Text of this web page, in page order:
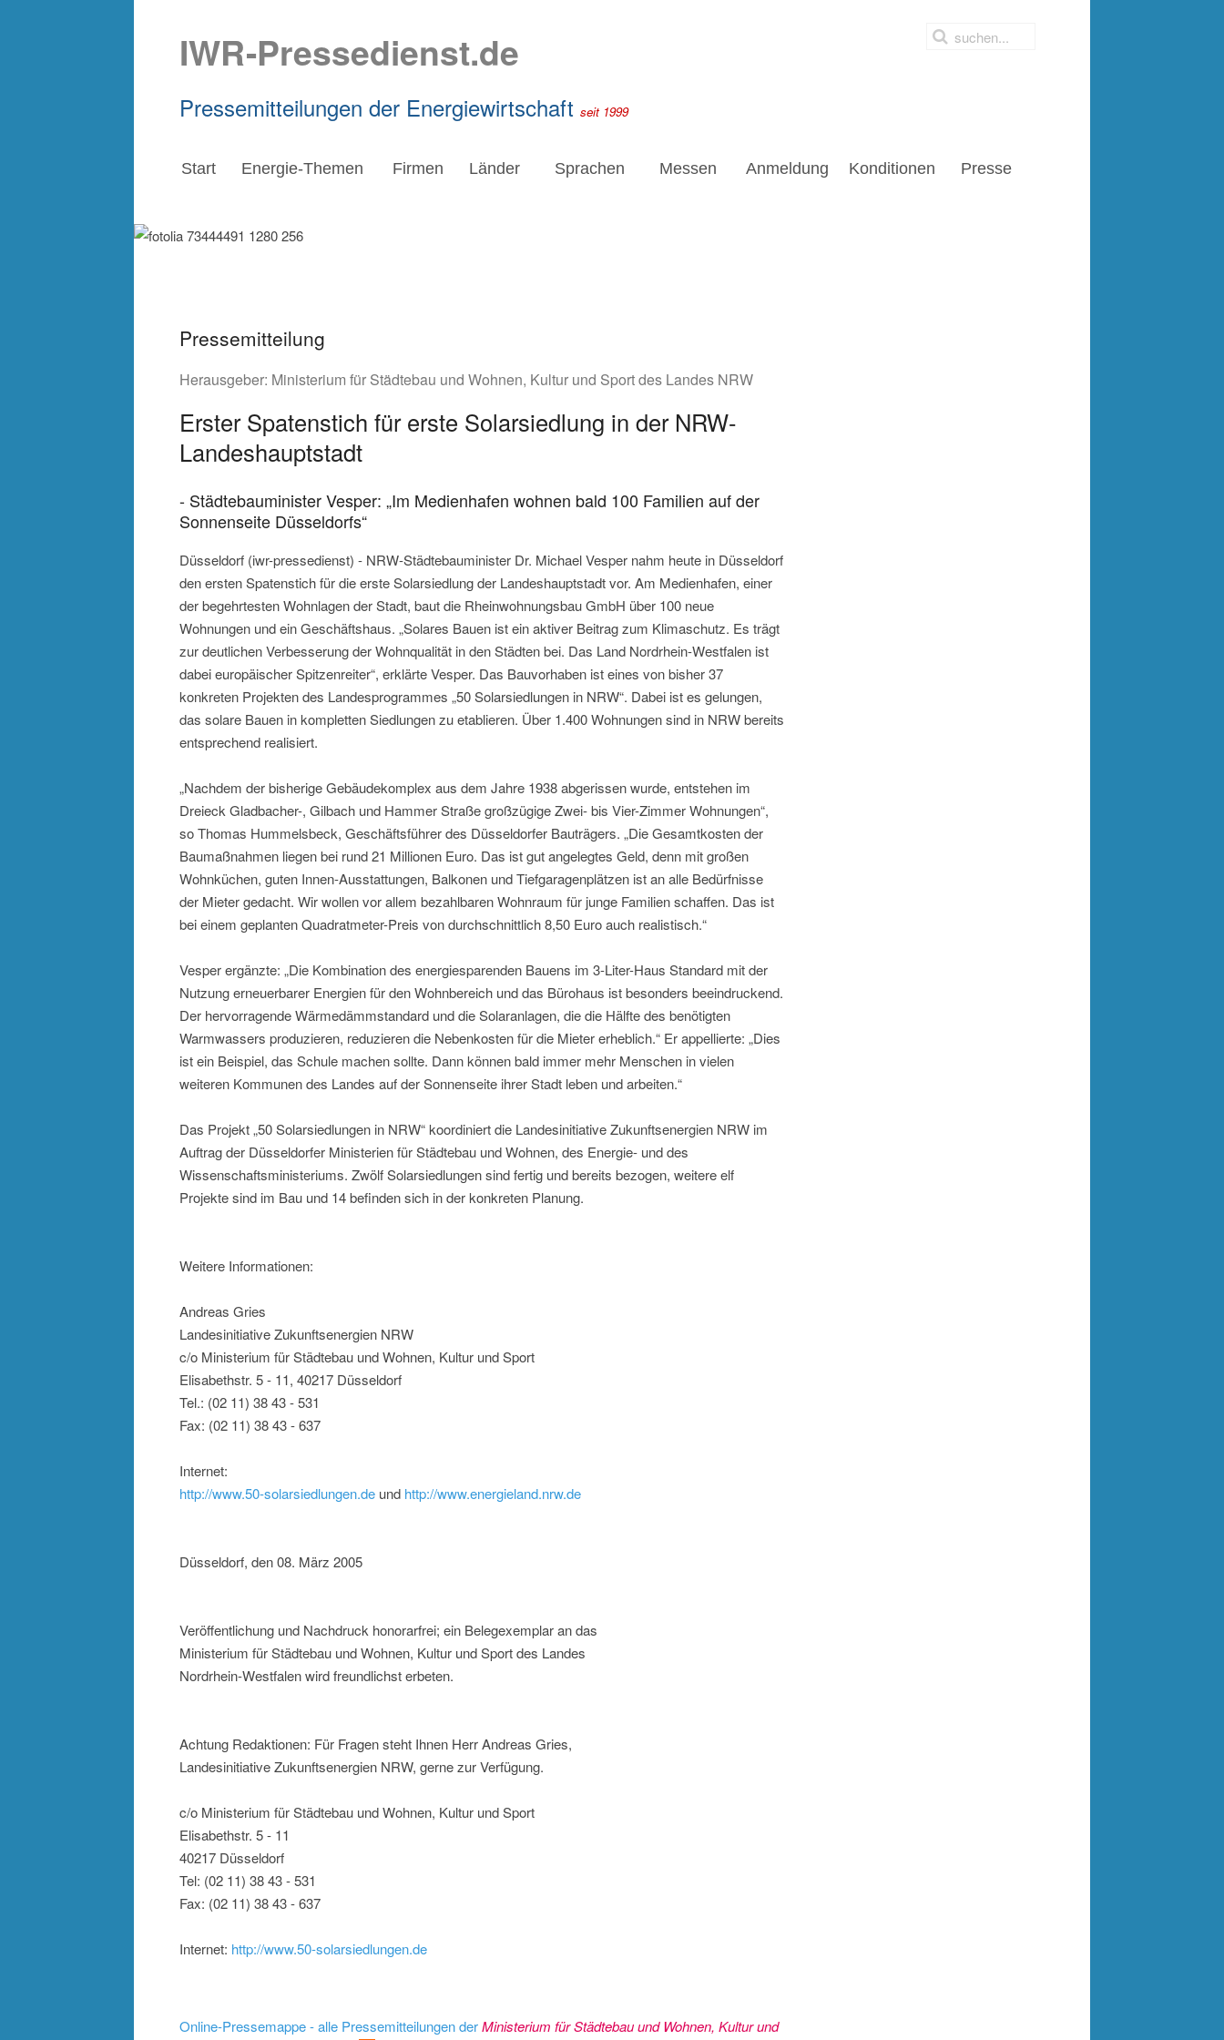
IWR-Pressedienst.de
Pressemitteilungen der Energiewirtschaft seit 1999
Start Energie-Themen Firmen Länder Sprachen Messen Anmeldung Konditionen Presse
Pressemitteilung
Herausgeber: Ministerium für Städtebau und Wohnen, Kultur und Sport des Landes NRW
Erster Spatenstich für erste Solarsiedlung in der NRW-
Landeshauptstadt
- Städtebauminister Vesper: „Im Medienhafen wohnen bald 100 Familien auf der
Sonnenseite Düsseldorfs“
Düsseldorf (iwr-pressedienst) - NRW-Städtebauminister Dr. Michael Vesper nahm heute in Düsseldorf
den ersten Spatenstich für die erste Solarsiedlung der Landeshauptstadt vor. Am Medienhafen, einer
der begehrtesten Wohnlagen der Stadt, baut die Rheinwohnungsbau GmbH über 100 neue
Wohnungen und ein Geschäftshaus. „Solares Bauen ist ein aktiver Beitrag zum Klimaschutz. Es trägt
zur deutlichen Verbesserung der Wohnqualität in den Städten bei. Das Land Nordrhein-Westfalen ist
dabei europäischer Spitzenreiter“, erklärte Vesper. Das Bauvorhaben ist eines von bisher 37
konkreten Projekten des Landesprogrammes „50 Solarsiedlungen in NRW“. Dabei ist es gelungen,
das solare Bauen in kompletten Siedlungen zu etablieren. Über 1.400 Wohnungen sind in NRW bereits
entsprechend realisiert.
„Nachdem der bisherige Gebäudekomplex aus dem Jahre 1938 abgerissen wurde, entstehen im
Dreieck Gladbacher-, Gilbach und Hammer Straße großzügige Zwei- bis Vier-Zimmer Wohnungen“,
so Thomas Hummelsbeck, Geschäftsführer des Düsseldorfer Bauträgers. „Die Gesamtkosten der
Baumaßnahmen liegen bei rund 21 Millionen Euro. Das ist gut angelegtes Geld, denn mit großen
Wohnküchen, guten Innen-Ausstattungen, Balkonen und Tiefgaragenplätzen ist an alle Bedürfnisse
der Mieter gedacht. Wir wollen vor allem bezahlbaren Wohnraum für junge Familien schaffen. Das ist
bei einem geplanten Quadratmeter-Preis von durchschnittlich 8,50 Euro auch realistisch.“
Vesper ergänzte: „Die Kombination des energiesparenden Bauens im 3-Liter-Haus Standard mit der
Nutzung erneuerbarer Energien für den Wohnbereich und das Bürohaus ist besonders beeindruckend.
Der hervorragende Wärmedämmstandard und die Solaranlagen, die die Hälfte des benötigten
Warmwassers produzieren, reduzieren die Nebenkosten für die Mieter erheblich.“ Er appellierte: „Dies
ist ein Beispiel, das Schule machen sollte. Dann können bald immer mehr Menschen in vielen
weiteren Kommunen des Landes auf der Sonnenseite ihrer Stadt leben und arbeiten.“
Das Projekt „50 Solarsiedlungen in NRW“ koordiniert die Landesinitiative Zukunftsenergien NRW im
Auftrag der Düsseldorfer Ministerien für Städtebau und Wohnen, des Energie- und des
Wissenschaftsministeriums. Zwölf Solarsiedlungen sind fertig und bereits bezogen, weitere elf
Projekte sind im Bau und 14 befinden sich in der konkreten Planung.
Weitere Informationen:
Andreas Gries
Landesinitiative Zukunftsenergien NRW
c/o Ministerium für Städtebau und Wohnen, Kultur und Sport
Elisabethstr. 5 - 11, 40217 Düsseldorf
Tel.: (02 11) 38 43 - 531
Fax: (02 11) 38 43 - 637
Internet:
http://www.50-solarsiedlungen.de und http://www.energieland.nrw.de
Düsseldorf, den 08. März 2005
Veröffentlichung und Nachdruck honorarfrei; ein Belegexemplar an das
Ministerium für Städtebau und Wohnen, Kultur und Sport des Landes
Nordrhein-Westfalen wird freundlichst erbeten.
Achtung Redaktionen: Für Fragen steht Ihnen Herr Andreas Gries,
Landesinitiative Zukunftsenergien NRW, gerne zur Verfügung.
c/o Ministerium für Städtebau und Wohnen, Kultur und Sport
Elisabethstr. 5 - 11
40217 Düsseldorf
Tel: (02 11) 38 43 - 531
Fax: (02 11) 38 43 - 637
Internet: http://www.50-solarsiedlungen.de
Online-Pressemappe - alle Pressemitteilungen derMinisterium für Städtebau und Wohnen, Kultur und